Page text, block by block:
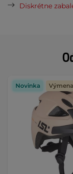
Novinka
Diskrétne